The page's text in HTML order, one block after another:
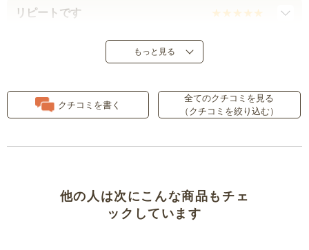
リピートです
良いです
真夏は暑いかも
もっと見る
クチコミを書く
全てのクチコミを見る
（クチコミを絞り込む）
他の人は次にこんな商品もチェ
ックしています